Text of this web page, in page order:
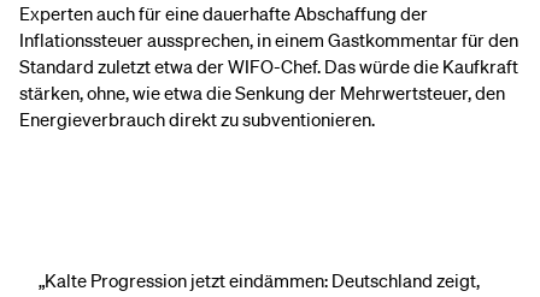
Experten auch für eine dauerhafte Abschaffung der
Inflationssteuer aussprechen, in einem Gastkommentar für den
Standard zuletzt etwa der WIFO-Chef. Das würde die Kaufkraft
stärken, ohne, wie etwa die Senkung der Mehrwertsteuer, den
Energieverbrauch direkt zu subventionieren.
„Kalte Progression jetzt eindämmen: Deutschland zeigt,